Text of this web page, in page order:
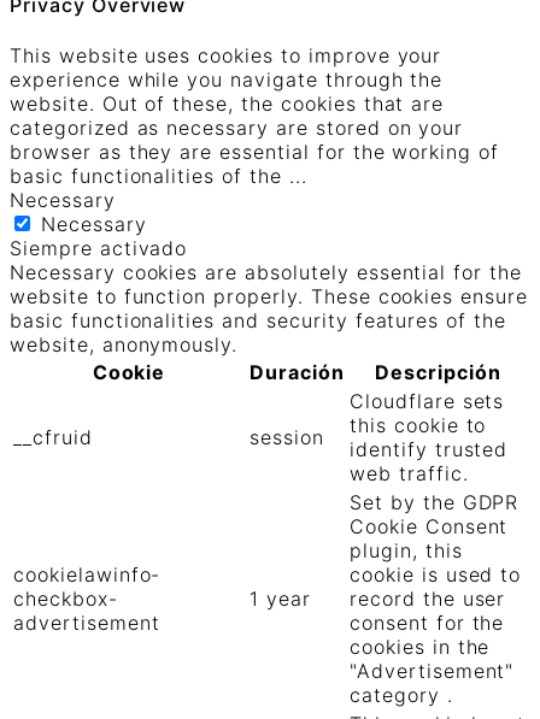
Privacy Overview
This website uses cookies to improve your
experience while you navigate through the
website. Out of these, the cookies that are
categorized as necessary are stored on your
browser as they are essential for the working of
basic functionalities of the ...
Necessary
Necessary
Siempre activado
Necessary cookies are absolutely essential for the
website to function properly. These cookies ensure
basic functionalities and security features of the
website, anonymously.
Cookie
Duración Descripción
__cfruid session
Cloudflare sets
this cookie to
identify trusted
web traffic.
cookielawinfo-
checkbox-
advertisement
1 year
Set by the GDPR
Cookie Consent
plugin, this
cookie is used to
record the user
consent for the
cookies in the
"Advertisement"
category .